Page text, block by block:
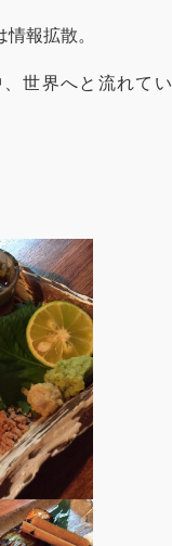
報拡散。
世界へと流れてい